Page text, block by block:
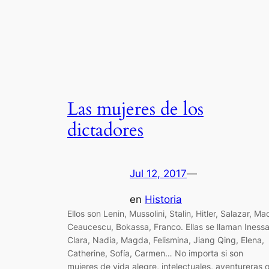
Las mujeres de los
dictadores
Jul 12, 2017—
en Historia
Ellos son Lenin, Mussolini, Stalin, Hitler, Salazar,
Ceaucescu, Bokassa, Franco. Ellas se llaman
Clara, Nadia, Magda, Felismina, Jiang Qing, Elena,
Catherine, Sofía, Carmen… No importa si son
mujeres de vida alegre, intelectuales, aventureras o